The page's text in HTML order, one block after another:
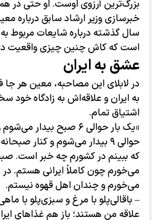
بزرگ‌ترین آرزوی اوست. او حتی در
خبرسازی وزیر ارشاد سابق درباره
سال گذشته درباره شایعات مربوط به
است که کاش چنین چیزی واقعیت
عشق به ایران
در لابلای این مصاحبه، معین هر
به ایران و علاقه‌اش به زادگاه خود
اشتیاق تمام.
«یک بار حوالی ۶ صبح
حوالی ۹ بیدار می‌شوم و کنار
که ببینم در کشورم چه خبر است.
می‌خورم چون کاملاً ایرانی هستم. در
می‌خورم و چندان اهل قهوه نیستم.
– باقالی‌پلو با مرغ و سبزی‌پلو با
علاقه من هستند؛ باز هم غذاهای